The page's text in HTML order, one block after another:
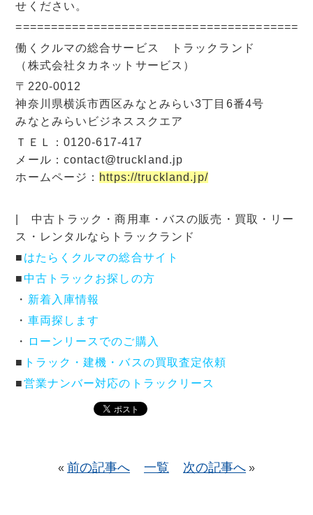
せください。
=========================================
働くクルマの総合サービス トラックランド
（株式会社タカネットサービス）
〒220-0012
神奈川県横浜市西区みなとみらい3丁目6番4号
みなとみらいビジネススクエア
ＴＥＬ：0120-617-417
メール：contact@truckland.jp
ホームページ： https://truckland.jp/
| 中古トラック・商用車・バスの販売・買取・リー
ス・レンタルならトラックランド
■ はたらくクルマの総合サイト
■中古トラックお探しの方
・ 新着入庫情報
・ 車両探します
・
ローンリースでのご購入
■ トラック・建機・バスの買取査定依頼
■営業ナンバー対応のトラックリース
« 前の記事へ 一覧 次の記事へ »